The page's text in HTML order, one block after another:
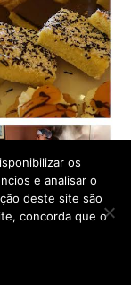
os
e analisar o
deste site são
concorda que o